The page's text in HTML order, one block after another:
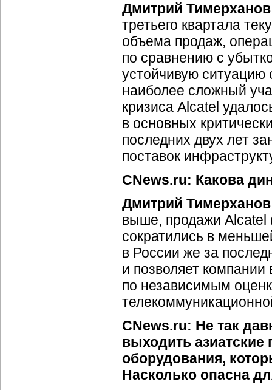
Дмитрий Тимерханов
третьего квартала
объема продаж,
по сравнению с
устойчивую ситуацию
наиболее сложный
кризиса Alcatel
в основных
последних двух лет
поставок
CNews.ru: Какова
Дмитрий Тимерханов
выше, продажи Alcatel
сократились в
в России же за
и позволяет компании
по независимым
CNews.ru: Не так
выходить
оборудования,
Насколько опасна